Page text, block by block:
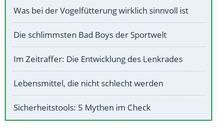
Was bei der Vogelfütterung wirklich sinnvoll ist
Die schlimmsten Bad Boys der Sportwelt
Im Zeitraffer: Die Entwicklung des Lenkrades
Lebensmittel, die nicht schlecht werden
Sicherheitstools: 5 Mythen im Check